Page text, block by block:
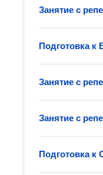
Занятие с
Подготовка к
Занятие с
Занятие с
Подготовка к